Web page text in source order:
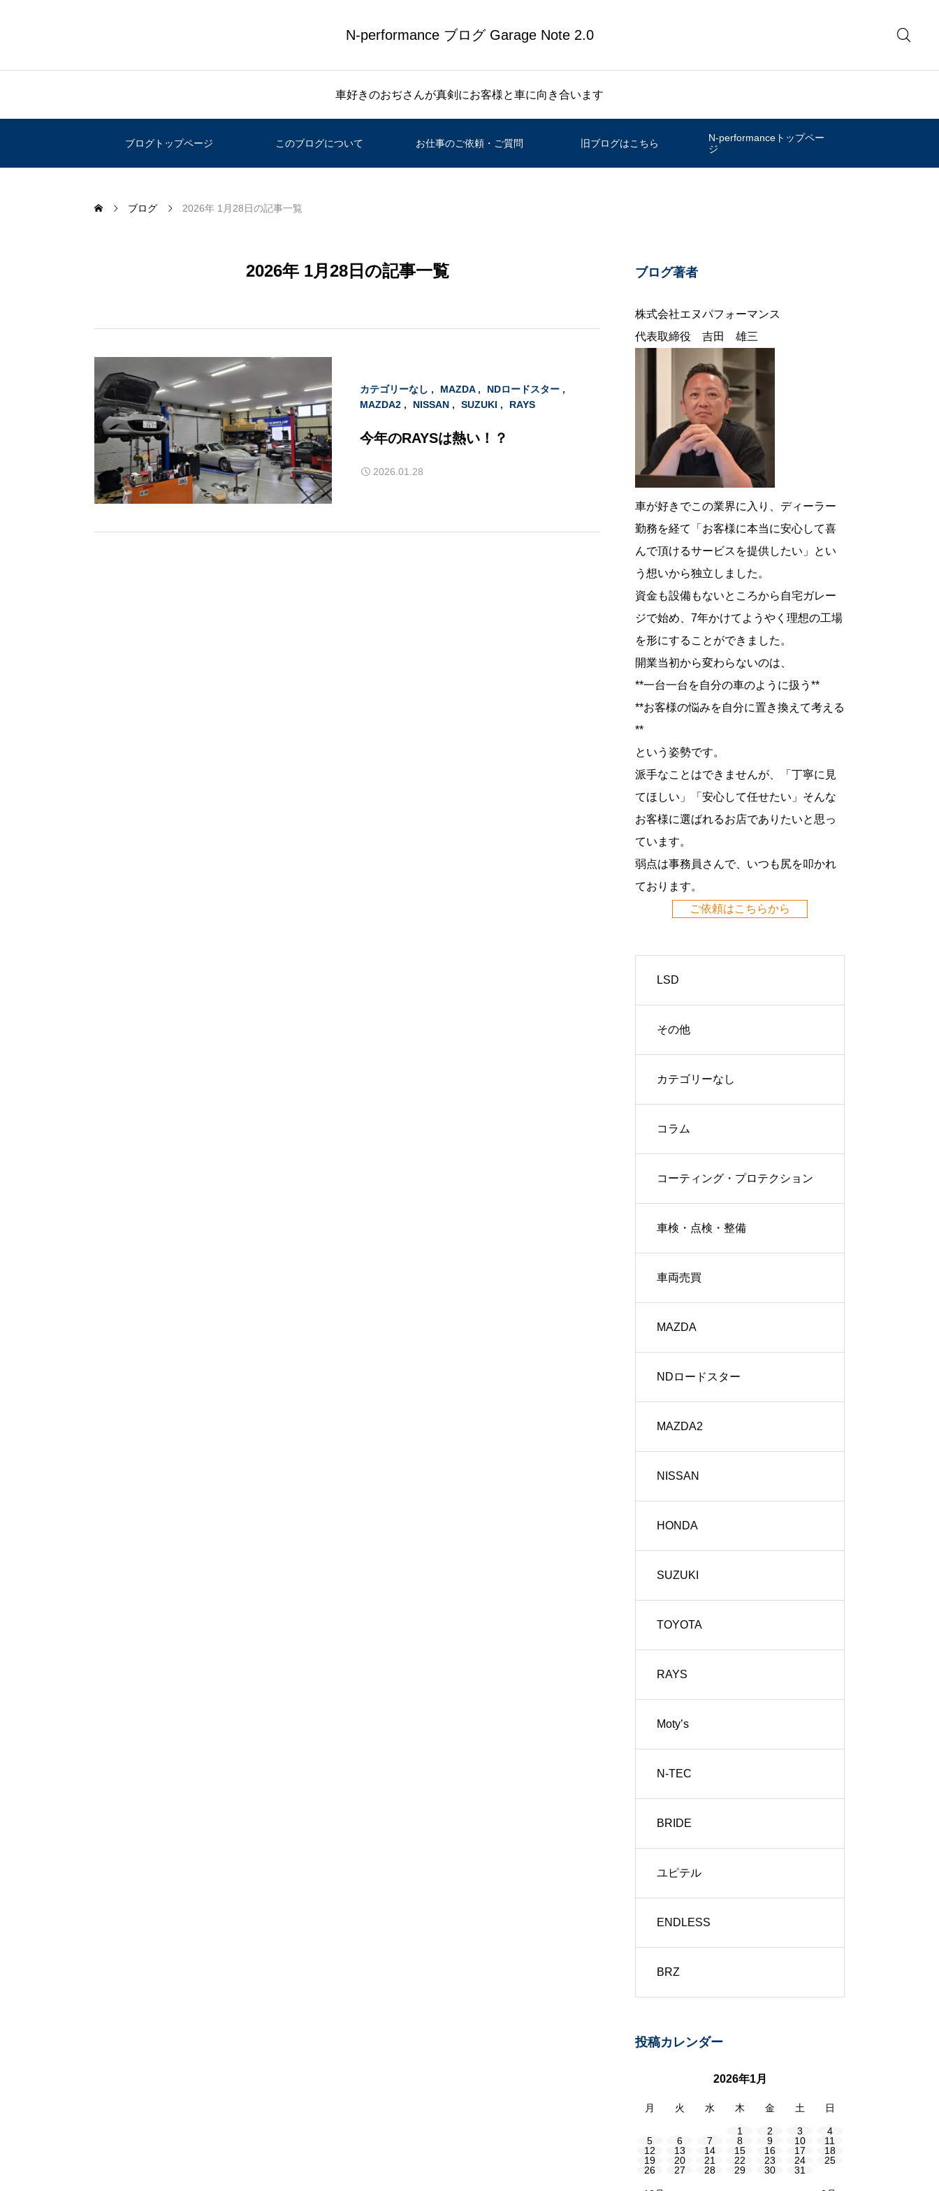
N-performance ブログ Garage Note 2.0
車好きのおぢさんが真剣にお客様と車に向き合います
ブログトップページ このブログについて お仕事のご依頼・ご質問 旧ブログはこちら
N-performanceトップペー
ジ
ブログ 2026年 1月28日の記事一覧
2026年 1月28日の記事一覧
カテゴリーなし MAZDA
NDロードスター
MAZDA2
NISSAN SUZUKI RAYS
今年のRAYSは熱い！？
2026.01.28
ブログ著者
株式会社エヌパフォーマンス
代表取締役 吉田 雄三
車が好きでこの業界に入り、ディーラー
勤務を経て「お客様に本当に安心して喜
んで頂けるサービスを提供したい」とい
う想いから独立しました。
資金も設備もないところから自宅ガレー
ジで始め、7年かけてようやく理想の工場
を形にすることができました。
開業当初から変わらないのは、
**一台一台を自分の車のように扱う**
**お客様の悩みを自分に置き換えて考える
**
という姿勢です。
派手なことはできませんが、「丁寧に見
てほしい」「安心して任せたい」そんな
お客様に選ばれるお店でありたいと思っ
ています。
弱点は事務員さんで、いつも尻を叩かれ
ております。
ご依頼はこちらから
LSD
その他
カテゴリーなし
コラム
コーティング・プロテクション
車検・点検・整備
車両売買
MAZDA
NDロードスター
MAZDA2
NISSAN
HONDA
SUZUKI
TOYOTA
RAYS
Moty’s
N-TEC
BRIDE
ユピテル
ENDLESS
BRZ
投稿カレンダー
2026年1月
月 火 水 木 金 土 日
1 2 3
4
5
6 7 8 9 10
11
12
13 14 15 16 17
18
19
20 21 22 23 24
25
26
27 28 29 30 31